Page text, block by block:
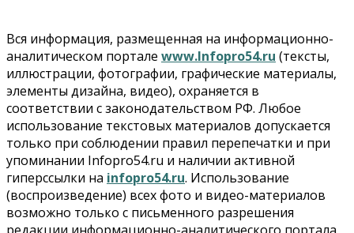
Вся информация, размещенная на информационно-
аналитическом портале www.Infopro54.ru (тексты,
иллюстрации, фотографии, графические материалы,
элементы дизайна, видео), охраняется в
соответствии с законодательством РФ. Любое
использование текстовых материалов допускается
только при соблюдении правил перепечатки и при
упоминании Infopro54.ru и наличии активной
гиперссылки на infopro54.ru. Использование
(воспроизведение) всех фото и видео-материалов
возможно только с письменного разрешения